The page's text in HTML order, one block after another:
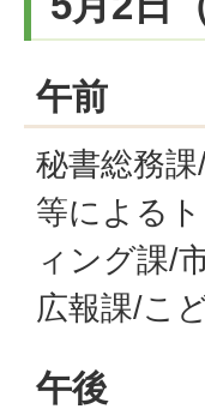
午前
秘書総務
等による
ィング課/
広報課/こ
午後